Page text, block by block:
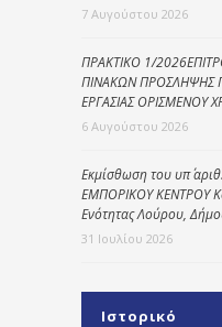
7 Αυγούστου 2026
ΠΡΑΚΤΙΚΟ 1/
ΠΙΝΑΚΩΝ ΠΡΟΣΛΗΨΗΣ
ΕΡΓΑΣΙΑΣ ΟΡΙΣΜΕΝΟΥ
6 Αυγούστου 2026
Εκμίσθωση του υπ΄
ΕΜΠΟΡΙΚΟΥ ΚΕΝΤΡΟΥ
Ενότητας Λούρου,
31 Ιουλίου 2026
Ιστορικό